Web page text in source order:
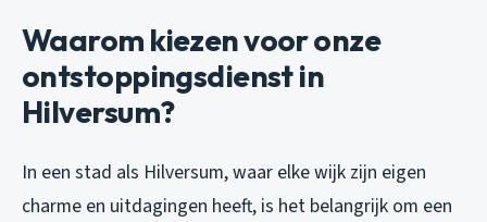
Waarom kiezen voor onze
ontstoppingsdienst in
Hilversum?
In een stad als Hilversum, waar elke wijk zijn eigen
charme en uitdagingen heeft, is het belangrijk om een